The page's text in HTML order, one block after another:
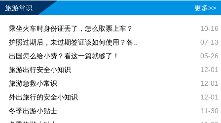
旅游常识 更多>>
乘坐火车时身份证丢了，怎么取票上车？
10-16
护照过期后，未过期签证该如何使用？各..
07-13
出国怎么给小费？看这一篇就够了！
05-26
旅游出行安全小知识
12-01
旅游急救小常识
12-01
外出旅行的安全小知识
12-01
冬季出游小贴士
11-30